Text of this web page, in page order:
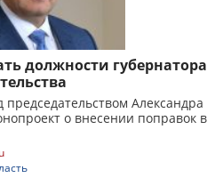
должности губернатора
Александра
о внесении поправок в